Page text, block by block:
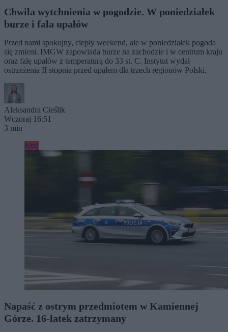
Chwila wytchnienia w pogodzie. W poniedziałek
burze i fala upałów
Przed nami spokojny, ciepły weekend, ale w poniedziałek pogoda
się zmieni. IMGW zapowiada burze na zachodzie i w centrum kraju
oraz falę upałów z temperaturą do 33 st. C. Instytut wydał
ostrzeżenia II stopnia przed upałem dla trzech regionów Polski.
Aleksandra Cieślik
Wczoraj 16:51
3 min
Kraj
Napaść z ostrym przedmiotem w Kamiennej
Górze. 16-latek zatrzymany